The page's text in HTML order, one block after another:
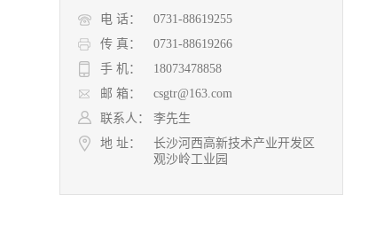
电 话：
0731-88619255
传 真：
0731-88619266
手 机：
18073478858
邮 箱：
csgtr@163.com
联系人：
李先生
地 址：
长沙河西高新技术产业开发区
观沙岭工业园